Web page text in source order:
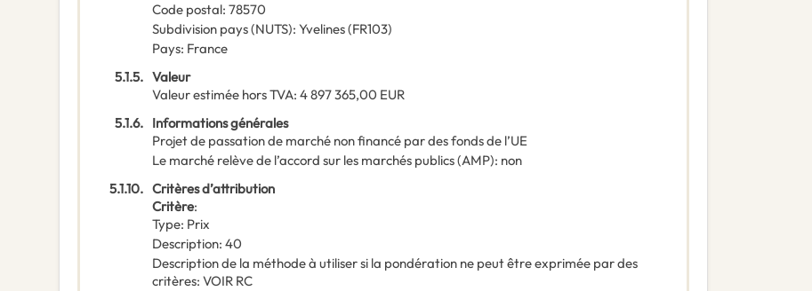
Code postal: 78570
Subdivision pays (NUTS): Yvelines(FR103)
Pays: France
5.1.5. Valeur
Valeur estimée hors TVA: 4 897 365,00 EUR
5.1.6. Informations générales
Projet de passation de marché non financé par des fonds de l’UE
Le marché relève de l’accord sur les marchés publics (AMP): non
5.1.10. Critères d’attribution
Critère:
Type: Prix
Description: 40
Description de la méthode à utiliser si la pondération ne peut être exprimée par des
critères: VOIR RC